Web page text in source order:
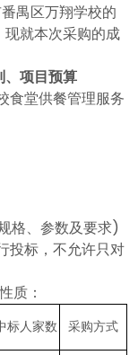
禺区万翔学校的
就本次采购的成
、项目预算
食堂供餐管理服务
格、参数及要求)
投标，不允许只对
质：
标人家数 采购方式